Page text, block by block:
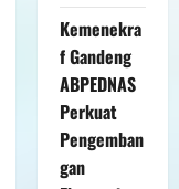
Kemenekra
f Gandeng
ABPEDNAS
Perkuat
Pengemban
gan